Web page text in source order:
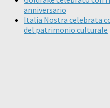
anniversario
Italia Nostra celebrata
del patrimonio culturale